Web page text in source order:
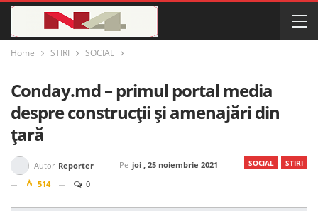
Home STIRI SOCIAL
Conday.md – primul portal media
despre construcții și amenajări din
țară
SOCIAL STIRI
Autor Reporter Pe joi , 25 noiembrie 2021
514
0